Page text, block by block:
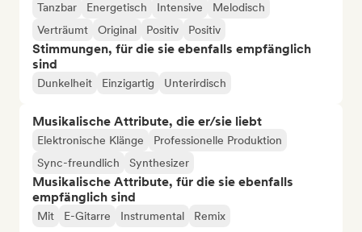
Tanzbar Energetisch Intensive
Melodisch
Verträumt
Original Positiv Positiv
Stimmungen, für die sie ebenfalls empfänglich
sind
Dunkelheit Einzigartig Unterirdisch
Musikalische Attribute, die er/sie liebt
Elektronische Klänge
Professionelle Produktion
Sync-freundlich
Synthesizer
Musikalische Attribute, für die sie ebenfalls
empfänglich sind
Mit E-Gitarre Instrumental Remix